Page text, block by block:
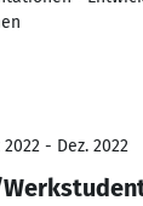
- Dez. 2022